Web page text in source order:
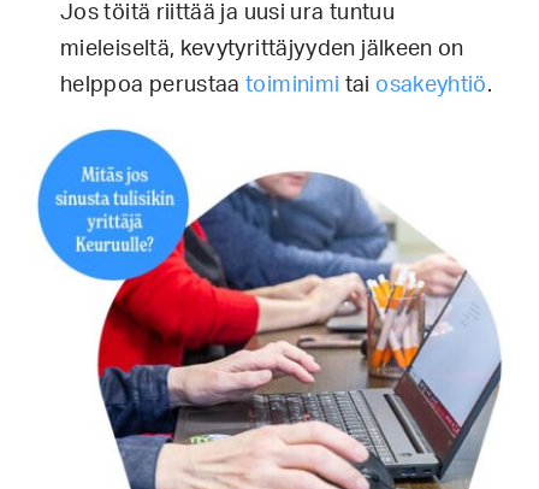
Jos töitä riittää ja uusi ura tuntuu
mieleiseltä, kevytyrittäjyyden jälkeen on
helppoa perustaatoiminimi tai osakeyhtiö.